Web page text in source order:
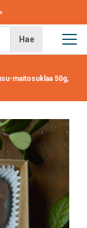
Hae
maitosuklaa 50g,